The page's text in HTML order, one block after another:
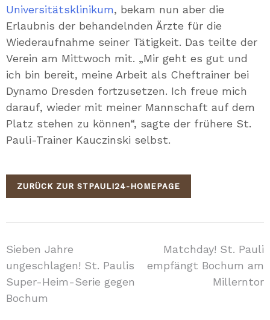
Universitätsklinikum, bekam nun aber die
Erlaubnis der behandelnden Ärzte für die
Wiederaufnahme seiner Tätigkeit. Das teilte der
Verein am Mittwoch mit. „Mir geht es gut und
ich bin bereit, meine Arbeit als Cheftrainer bei
Dynamo Dresden fortzusetzen. Ich freue mich
darauf, wieder mit meiner Mannschaft auf dem
Platz stehen zu können“, sagte der frühere St.
Pauli-Trainer Kauczinski selbst.
ZURÜCK ZUR STPAULI24-HOMEPAGE
Beitragsnavigation
Sieben Jahre
ungeschlagen! St. Paulis
Super-Heim-Serie gegen
Bochum
Matchday! St. Pauli
empfängt Bochum am
Millerntor